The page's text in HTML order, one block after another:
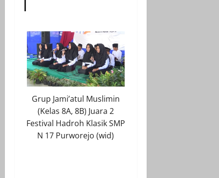
Grup Jami’atul Muslimin
(Kelas 8A, 8B) Juara 2
Festival Hadroh Klasik SMP
N 17 Purworejo (wid)